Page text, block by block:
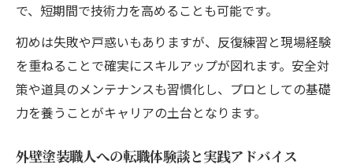
で、短期間で技術力を高めることも可能です。
初めは失敗や戸惑いもありますが、反復練習と現場経験
を重ねることで確実にスキルアップが図れます。安全対
策や道具のメンテナンスも習慣化し、プロとしての基礎
力を養うことがキャリアの土台となります。
外壁塗装職人への転職体験談と実践アドバイス